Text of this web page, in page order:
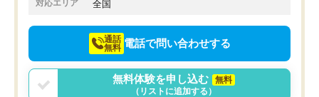
対応エリア 全国
通話
無料 電話で問い合わせする
無料体験を申し込む
無料
（リストに追加する）